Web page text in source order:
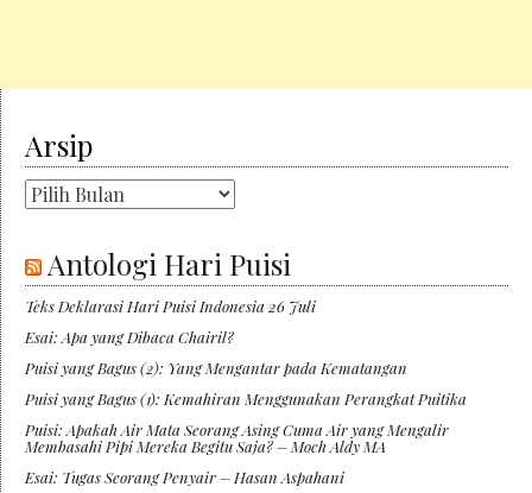
Arsip
Arsip
Antologi Hari Puisi
Teks Deklarasi Hari Puisi Indonesia 26 Juli
Esai: Apa yang Dibaca Chairil?
Puisi yang Bagus (2): Yang Mengantar pada Kematangan
Puisi yang Bagus (1): Kemahiran Menggunakan Perangkat Puitika
Puisi: Apakah Air Mata Seorang Asing Cuma Air yang Mengalir
Membasahi Pipi Mereka Begitu Saja? – Moch Aldy MA
Esai: Tugas Seorang Penyair – Hasan Aspahani